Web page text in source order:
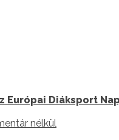
Európai Diáksport
nélkül